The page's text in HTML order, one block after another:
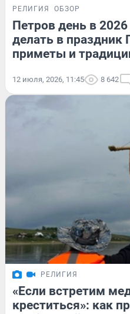
РЕЛИГИЯ ОБЗОР
Петров день в 2026
делать в праздник
приметы и
12 июля, 2026, 11:45 8 642
РЕЛИГИЯ
«Если встретим
креститься»: как